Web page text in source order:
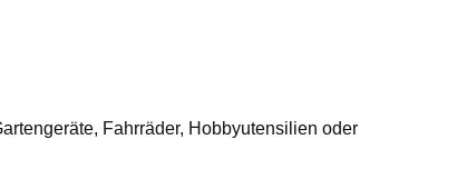
Fahrräder, Hobbyutensilien oder